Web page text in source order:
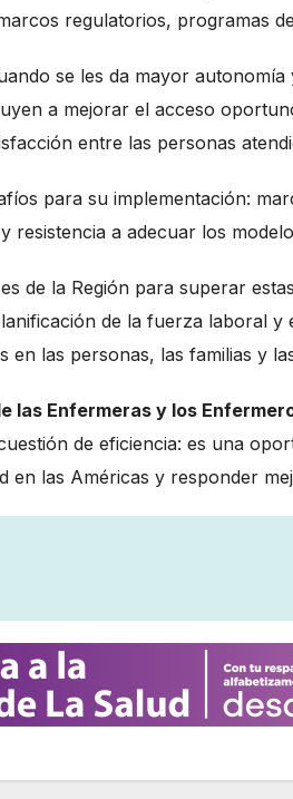
regulatorios, programas
se les da mayor
a mejorar el acceso
entre las personas
para su implementación:
resistencia a adecuar los
de la Región para superar
de la fuerza laboral y
en las personas, las familias y
las Enfermeras y los
de eficiencia: es una
en las Américas y responder